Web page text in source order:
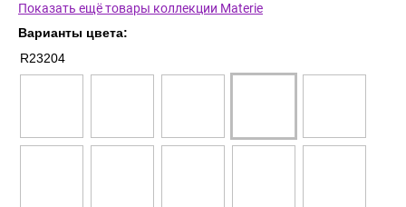
Показать ещё товары коллекции Materie
Варианты цвета:
R23204